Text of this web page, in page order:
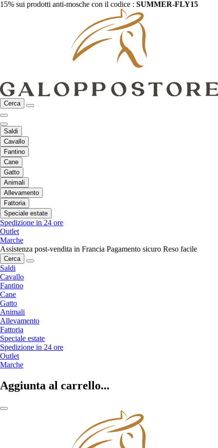
15% sui prodotti anti-mosche con il codice : SUMMER-FLY15
Cerca
Saldi
Cavallo
Fantino
Cane
Gatto
Animali
Allevamento
Fattoria
Speciale estate
Spedizione in 24 ore
Outlet
Marche
Assistenza post-vendita in Francia Pagamento sicuro Reso facile
Cerca
Saldi
Cavallo
Fantino
Cane
Gatto
Animali
Allevamento
Fattoria
Speciale estate
Spedizione in 24 ore
Outlet
Marche
Aggiunta al carrello...